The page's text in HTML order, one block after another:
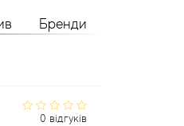
Бренди
0 відгуків